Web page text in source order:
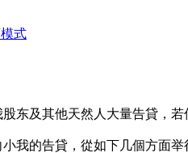
式
东及其他天然人大量告貸，
我的告貸，從如下几個方面举